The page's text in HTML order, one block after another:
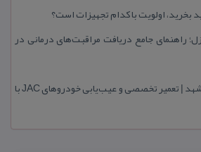
راهنمای جامع دریافت مراقبت‌های درمانی در
امداد خودرو جك در مشهد | تعمیر تخصصی و عیب‌یابی خودروهای JAC با